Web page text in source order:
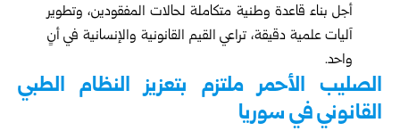
أجل بناء قاعدة وطنية متكاملة لحالات المفقودين، وتطوير
آليات علمية دقيقة، تراعي القيم القانونية والإنسانية في أنٍ
واحد.
الصليب الأحمر ملتزم بتعزيز النظام الطبي
القانوني في سوريا